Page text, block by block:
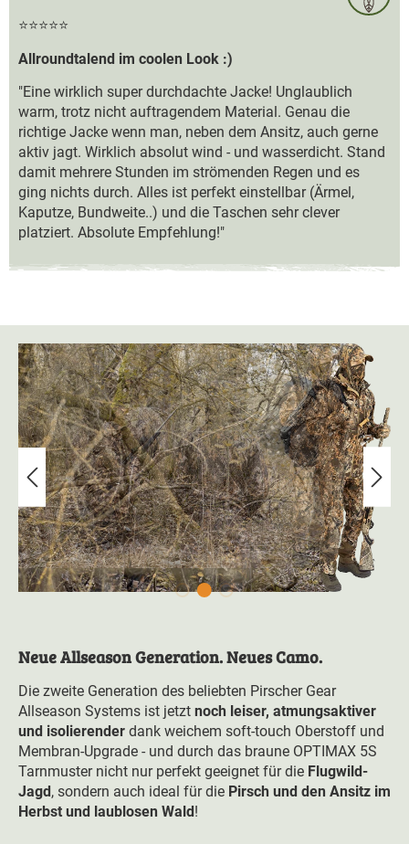
⭐⭐⭐⭐⭐
Allroundtalend im coolen Look :)
"Eine wirklich super durchdachte Jacke! Unglaublich
warm, trotz nicht auftragendem Material. Genau die
richtige Jacke wenn man, neben dem Ansitz, auch gerne
aktiv jagt. Wirklich absolut wind - und wasserdicht. Stand
damit mehrere Stunden im strömenden Regen und es
ging nichts durch. Alles ist perfekt einstellbar (Ärmel,
Kaputze, Bundweite..) und die Taschen sehr clever
platziert. Absolute Empfehlung!"
Bildergalerie überspringen
Neue Allseason Generation. Neues Camo.
Die zweite Generation des beliebten Pirscher Gear
Allseason Systems ist jetzt noch leiser, atmungsaktiver
und isolierender dank weichem soft-touch Oberstoff und
Membran-Upgrade - und durch das braune OPTIMAX 5S
Tarnmuster nicht nur perfekt geeignet für die Flugwild-
Jagd , sondern auch ideal für die Pirsch und den Ansitz im
Herbst und laublosen Wald !